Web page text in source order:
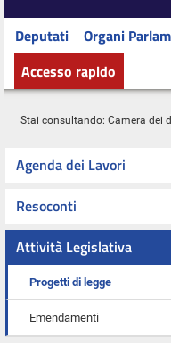
Deputati Organi
Accesso rapido
Stai consultando: Camera dei
Agenda dei Lavori
Resoconti
Attività Legislativa
Progetti di legge
Emendamenti